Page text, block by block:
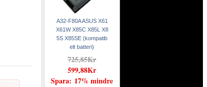
A32-F80A ASUS X61
X61W X85C X85L X8
5S X85SE (kompatib
elt batteri)
725,85Kr
599,88Kr
Spara: 17% mindre